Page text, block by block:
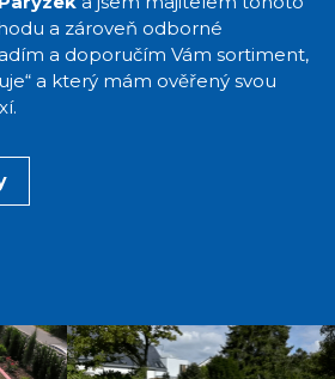
a zároveň odborné
a doporučím Vám sortiment,
a který mám ověřený svou